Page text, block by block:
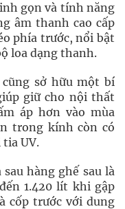
gọn và tính năng
âm thanh cao cấp
phía trước, nổi bật
loa dạng thanh.
sở hữu một bí
giữ cho nội thất
áp hơn vào mùa
trong kính còn có
UV.
hàng ghế sau là
1.420 lít khi gập
cốp trước với dung